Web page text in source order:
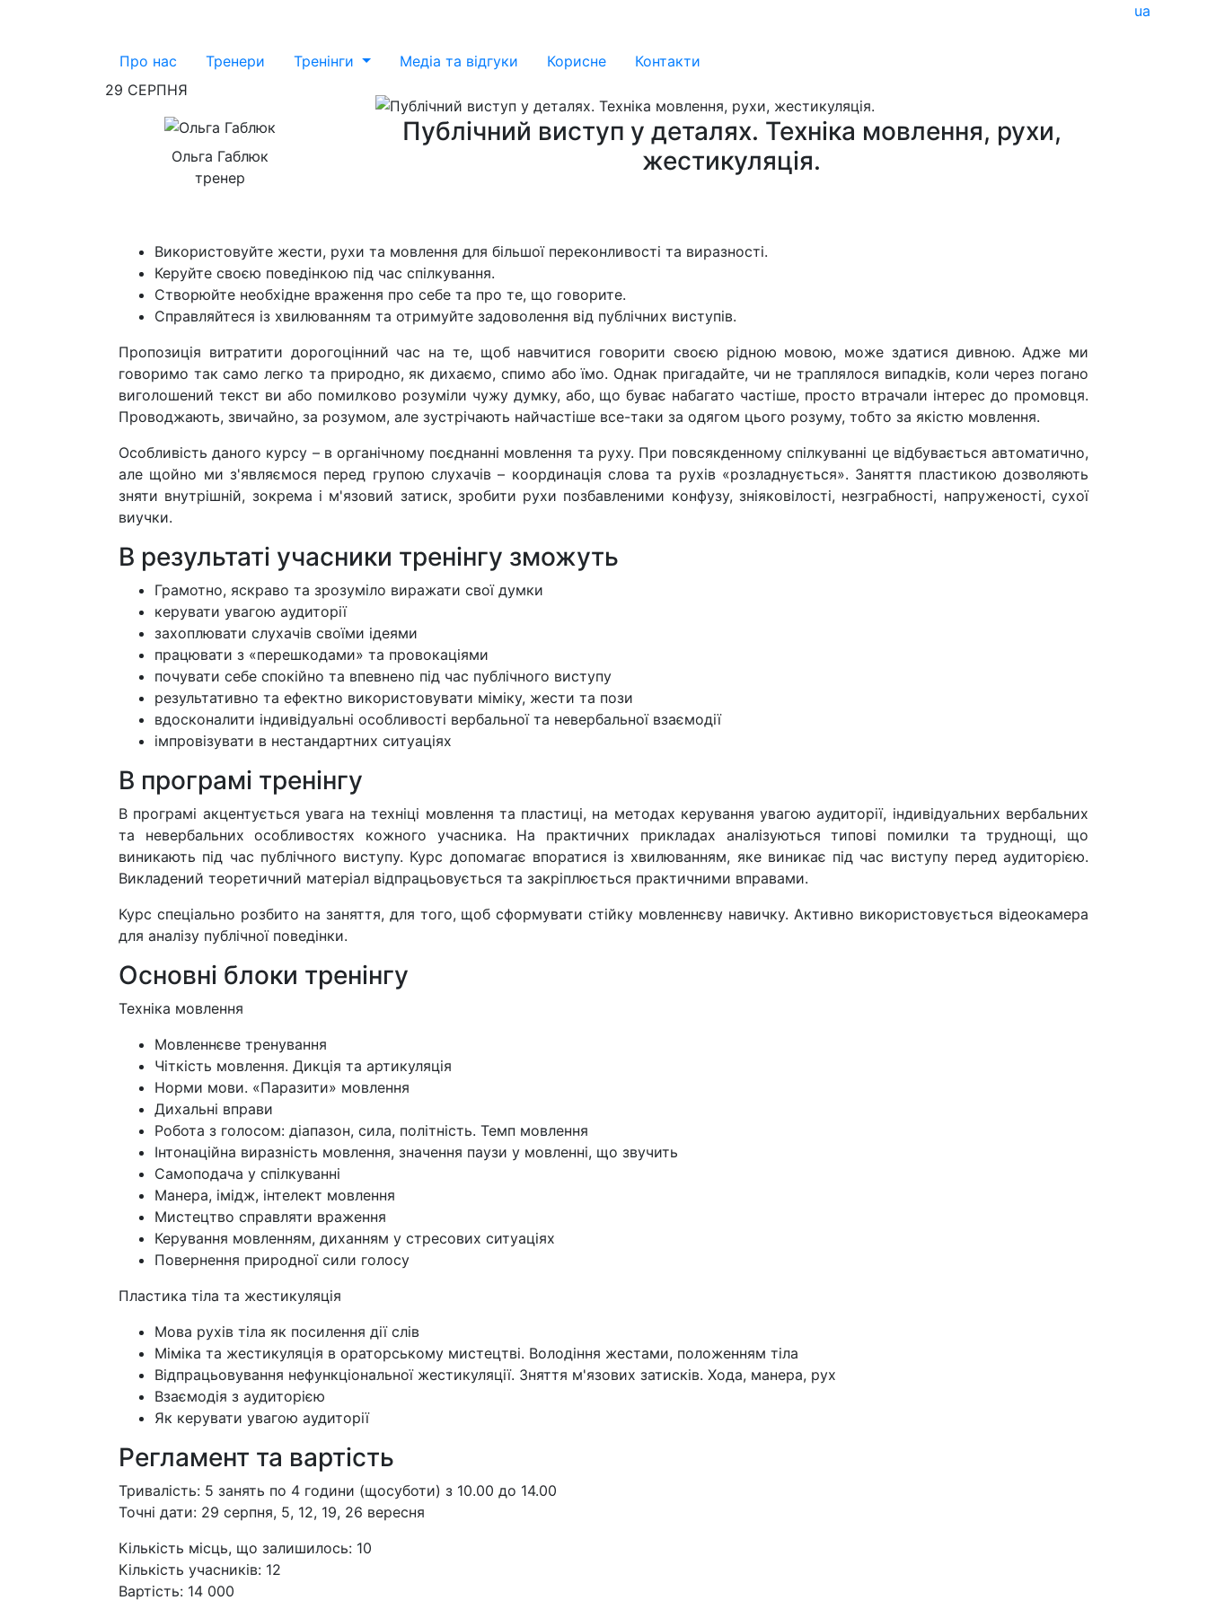
ua
Про нас Тренери Тренiнги Медіа та відгуки Корисне
Контакти
29 СЕРПНЯ
Ольга Габлюк
тренер
Публічний виступ у деталях. Техніка мовлення, рухи,
жестикуляція.
Використовуйте жести, рухи та мовлення для більшої переконливості та виразності.
Керуйте своєю поведінкою під час спілкування.
Створюйте необхідне враження про себе та про те, що говорите.
Справляйтеся із хвилюванням та отримуйте задоволення від публічних виступів.
Пропозиція витратити дорогоцінний час на те, щоб навчитися говорити своєю рідною мовою, може здатися дивною. Адже ми
говоримо так само легко та природно, як дихаємо, спимо або їмо. Однак пригадайте, чи не траплялося випадків, коли через погано
виголошений текст ви або помилково розуміли чужу думку, або, що буває набагато частіше, просто втрачали інтерес до промовця.
Проводжають, звичайно, за розумом, але зустрічають найчастіше все-таки за одягом цього розуму, тобто за якістю мовлення.
Особливість даного курсу – в органічному поєднанні мовлення та руху. При повсякденному спілкуванні це відбувається автоматично,
але щойно ми з'являємося перед групою слухачів – координація слова та рухів «розладнується». Заняття пластикою дозволяють
зняти внутрішній, зокрема і м'язовий затиск, зробити рухи позбавленими конфузу, зніяковілості, незграбності, напруженості, сухої
виучки.
В результаті учасники тренінгу зможуть
Грамотно, яскраво та зрозуміло виражати свої думки
керувати увагою аудиторії
захоплювати слухачів своїми ідеями
працювати з «перешкодами» та провокаціями
почувати себе спокійно та впевнено під час публічного виступу
результативно та ефектно використовувати міміку, жести та пози
вдосконалити індивідуальні особливості вербальної та невербальної взаємодії
імпровізувати в нестандартних ситуаціях
В програмі тренінгу
В програмі акцентується увага на техніці мовлення та пластиці, на методах керування увагою аудиторії, індивідуальних вербальних
та невербальних особливостях кожного учасника. На практичних прикладах аналізуються типові помилки та труднощі, що
виникають під час публічного виступу. Курс допомагає впоратися із хвилюванням, яке виникає під час виступу перед аудиторією.
Викладений теоретичний матеріал відпрацьовується та закріплюється практичними вправами.
Курс спеціально розбито на заняття, для того, щоб сформувати стійку мовленнєву навичку. Активно використовується відеокамера
для аналізу публічної поведінки.
Основні блоки тренінгу
Техніка мовлення
Мовленнєве тренування
Чіткість мовлення. Дикція та артикуляція
Норми мови. «Паразити» мовлення
Дихальні вправи
Робота з голосом: діапазон, сила, політність. Темп мовлення
Інтонаційна виразність мовлення, значення паузи у мовленні, що звучить
Самоподача у спілкуванні
Манера, імідж, інтелект мовлення
Мистецтво справляти враження
Керування мовленням, диханням у стресових ситуаціях
Повернення природної сили голосу
Пластика тіла та жестикуляція
Мова рухів тіла як посилення дії слів
Міміка та жестикуляція в ораторському мистецтві. Володіння жестами, положенням тіла
Відпрацьовування нефункціональної жестикуляції. Зняття м'язових затисків. Хода, манера, рух
Взаємодія з аудиторією
Як керувати увагою аудиторії
Регламент та вартість
Тривалість: 5 занять по 4 години (щосуботи) з 10.00 до 14.00
Точні дати: 29 серпня, 5, 12, 19, 26 вересня
Кількість місць, що залишилось: 10
Кількість учасників: 12
Вартість: 14 000